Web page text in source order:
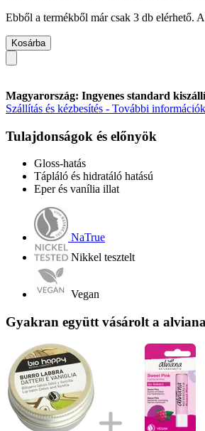
Ebből a termékből már csak 3 db elérhető.
Kosárba
Magyarország: Ingyenes standard
Szállítás és kézbesítés - További információk
Tulajdonságok és előnyök
Gloss-hatás
Tápláló és hidratáló hatású
Eper és vanília illat
NaTrue
Nikkel tesztelt
Vegan
Gyakran együtt vásárolt a